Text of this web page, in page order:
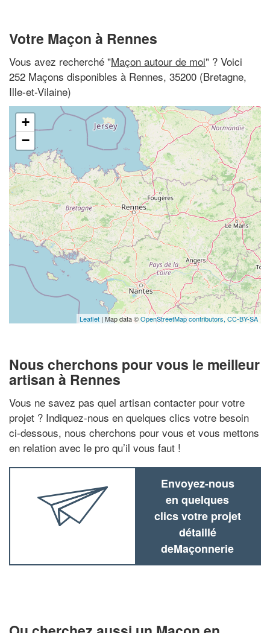
Votre Maçon à Rennes
Vous avez recherché "Maçon autour de moi" ? Voici
252 Maçons disponibles à Rennes, 35200 (Bretagne,
Ille-et-Vilaine)
+
−
Leaflet | Map data ©OpenStreetMap contributors, CC-BY-SA
Nous cherchons pour vous le meilleur
artisan à Rennes
Vous ne savez pas quel artisan contacter pour votre
projet ? Indiquez-nous en quelques clics votre besoin
ci-dessous, nous cherchons pour vous et vous mettons
en relation avec le pro qu’il vous faut !
Envoyez-nous
en quelques
clics votre projet
détaillé
deMaçonnerie